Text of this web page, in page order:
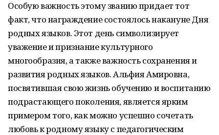
Особую важность этому званию придает тот
факт, что награждение состоялось накануне Дня
родных языков. Этот день символизирует
уважение и признание культурного
многообразия, а также важность сохранения и
развития родных языков. Альфия Амировна,
посвятившая свою жизнь обучению и воспитанию
подрастающего поколения, является ярким
примером того, как можно успешно сочетать
любовь к родному языку с педагогическим